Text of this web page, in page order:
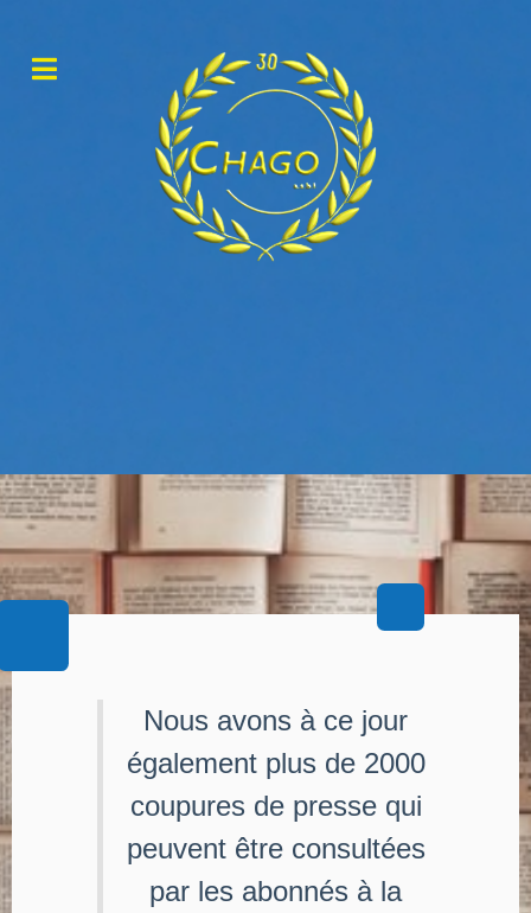
Nous avons à ce jour
également plus de 2000
coupures de presse qui
peuvent être consultées
par les abonnés à la